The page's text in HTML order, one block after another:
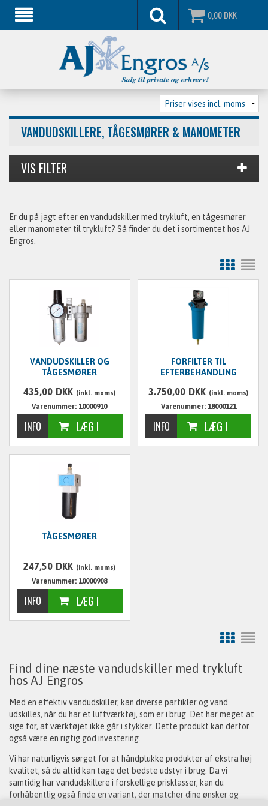
0,00DKK
VANDUDSKILLERE, TÅGESMØRER & MANOMETER
Er du på jagt efter en vandudskiller med trykluft, en tågesmører
eller manometer til trykluft? Så finder du det i sortimentet hos AJ
Engros.
VANDUDSKILLER OG
TÅGESMØRER
435,00 DKK (inkl. moms)
Varenummer: 10000910
FORFILTER TIL
EFTERBEHANDLING
3.750,00 DKK (inkl. moms)
Varenummer: 18000121
TÅGESMØRER
247,50 DKK (inkl. moms)
Varenummer: 10000908
Find dine næste vandudskiller med trykluft
hos AJ Engros
Med en effektiv vandudskiller, kan diverse partikler og vand
udskilles, når du har et luftværktøj, som er i brug. Det har meget at
sige for, at værktøjet ikke går i stykker. Dette produkt kan derfor
også være en rigtig god investering.
Vi har naturligvis sørget for at håndplukke produkter af ekstra høj
kvalitet, så du altid kan tage det bedste udstyr i brug. Da vi
samtidig har vandudskillere i forskellige prisklasser, kan du
forhåbentlig også finde en variant, der matcher dine ønsker og